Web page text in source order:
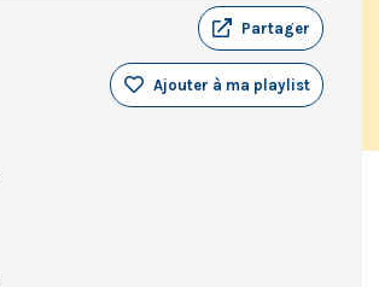
Partager
Ajouter à ma playlist